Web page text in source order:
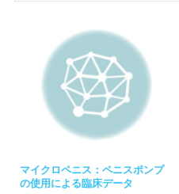
マイクロペニス：ペニスポンプ
の使用による臨床データ